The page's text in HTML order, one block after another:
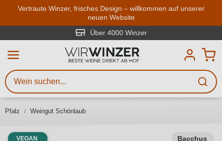
Zum Hauptinhalt springen
Vertraute Winzer, frisches Design – willkommen auf unserer
neuen Website
Über 4000 Winzer
Pfalz Weingut Schönlaub
Bacchus
VEGAN
Weinsuche
Mindestens 3 Zeichen eingeben
Beschreiben Sie, welchen Wein
Sie suchen – ob nach Geschmack,